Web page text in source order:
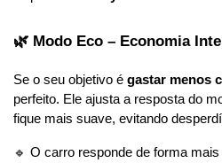
🌿 Modo Eco – Economia
Se o seu objetivo é gastar menos
perfeito. Ele ajusta a resposta do
fique mais suave, evitando
🔹 O carro responde de forma